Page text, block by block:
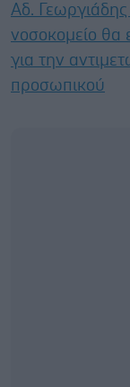
Αδ.
νοσοκομείο θα
για την
προσωπικού